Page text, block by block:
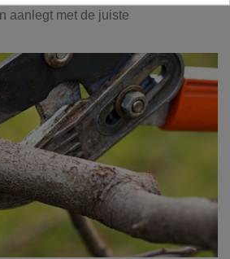
aanlegt met de juiste